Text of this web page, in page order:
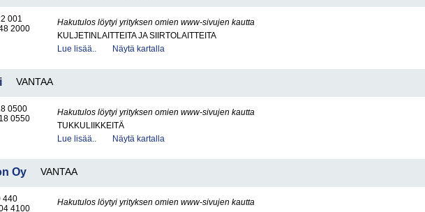
001
2000
Hakutulos löytyi yrityksen omien www-sivujen kautta
KULJETINLAITTEITA JA SIIRTOLAITTEITA
Lue lisää..
Näytä kartalla
VANTAA
0500
0550
Hakutulos löytyi yrityksen omien www-sivujen kautta
TUKKULIIKKEITÄ
Lue lisää..
Näytä kartalla
Oy VANTAA
440
4100
Hakutulos löytyi yrityksen omien www-sivujen kautta